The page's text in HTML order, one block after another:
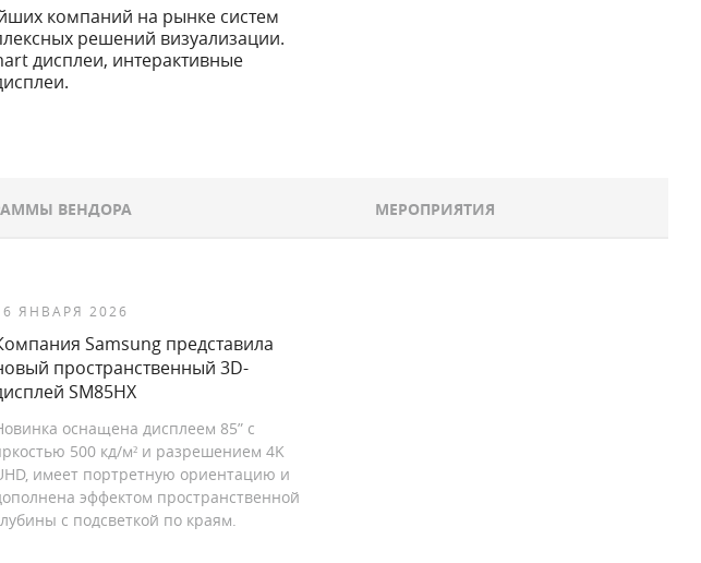
компаний на рынке систем
решений визуализации.
дисплеи, интерактивные
ВЕНДОРА МЕРОПРИЯТИЯ
ЯНВАРЯ 2026
Samsung представила
пространственный 3D-
SM85HX
оснащена дисплеем 85” с
500 кд/м² и разрешением 4K
имеет портретную ориентацию и
эффектом пространственной
с подсветкой по краям.